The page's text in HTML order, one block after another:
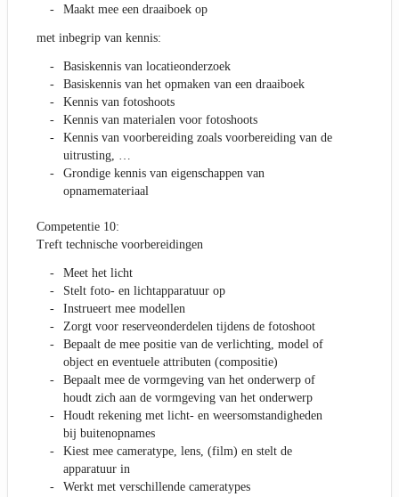
Maakt mee een draaiboek op
met inbegrip van kennis:
Basiskennis van locatieonderzoek
Basiskennis van het opmaken van een draaiboek
Kennis van fotoshoots
Kennis van materialen voor fotoshoots
Kennis van voorbereiding zoals voorbereiding van de
uitrusting, …
Grondige kennis van eigenschappen van
opnamemateriaal
Competentie 10:
Treft technische voorbereidingen
Meet het licht
Stelt foto- en lichtapparatuur op
Instrueert mee modellen
Zorgt voor reserveonderdelen tijdens de fotoshoot
Bepaalt de mee positie van de verlichting, model of
object en eventuele attributen (compositie)
Bepaalt mee de vormgeving van het onderwerp of
houdt zich aan de vormgeving van het onderwerp
Houdt rekening met licht- en weersomstandigheden
bij buitenopnames
Kiest mee cameratype, lens, (film) en stelt de
apparatuur in
Werkt met verschillende cameratypes